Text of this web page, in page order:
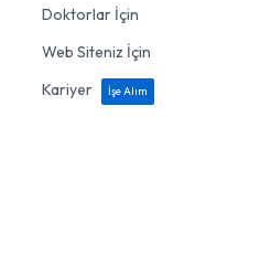
Doktorlar İçin
Web Siteniz İçin
Kariyer
İşe Alım